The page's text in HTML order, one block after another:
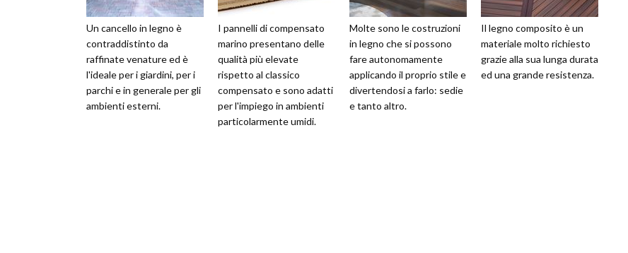
Un cancello in legno è
contraddistinto da
raffinate venature ed è
l'ideale per i giardini, per i
parchi e in generale per gli
ambienti esterni.
I pannelli di compensato
marino presentano delle
qualità più elevate
rispetto al classico
compensato e sono adatti
per l'impiego in ambienti
particolarmente umidi.
Molte sono le costruzioni
in legno che si possono
fare autonomamente
applicando il proprio stile e
divertendosi a farlo: sedie
e tanto altro.
Il legno composito è un
materiale molto richiesto
grazie alla sua lunga durata
ed una grande resistenza.